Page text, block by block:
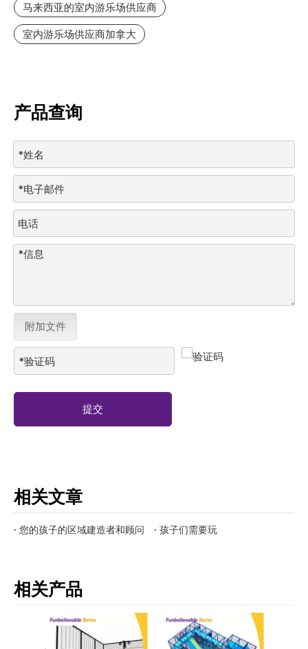
马来西亚的室内游乐场供应商
室内游乐场供应商加拿大
产品查询
附加文件
提交
相关文章
您的孩子的区域建造者和顾问 孩子们需要玩
相关产品